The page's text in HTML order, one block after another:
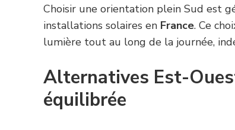
Choisir une orientation plein Sud est
installations solaires en France. Ce
lumière tout au long de la journée,
Alternatives Est-
équilibrée